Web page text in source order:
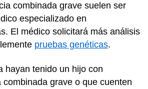
combinada grave suelen ser
especializado en
El médico solicitará más análisis
pruebas genéticas.
hayan tenido un hijo con
combinada grave o que cuenten